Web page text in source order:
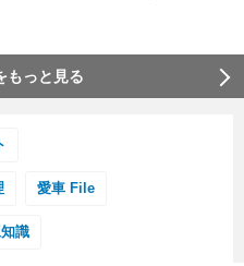
もっと見る
愛車 File
識